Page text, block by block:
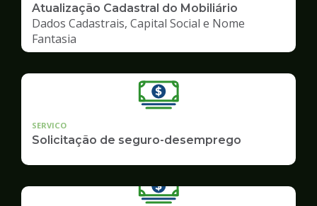
Atualização Cadastral do Mobiliário
Dados Cadastrais, Capital Social e Nome
Fantasia
SERVICO
Solicitação de seguro-desemprego